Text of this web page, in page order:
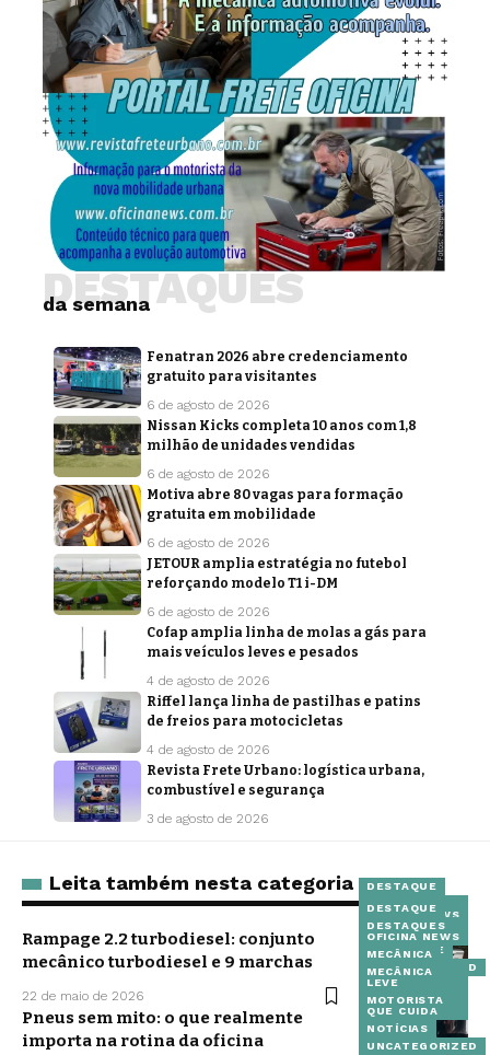
da semana
DESTAQUES
Fenatran 2026 abre credenciamento
gratuito para visitantes
6 de agosto de 2026
Nissan Kicks completa 10 anos com 1,8
milhão de unidades vendidas
6 de agosto de 2026
Motiva abre 80 vagas para formação
gratuita em mobilidade
6 de agosto de 2026
JETOUR amplia estratégia no futebol
reforçando modelo T1 i-DM
6 de agosto de 2026
Cofap amplia linha de molas a gás para
mais veículos leves e pesados
4 de agosto de 2026
Riffel lança linha de pastilhas e patins
de freios para motocicletas
4 de agosto de 2026
Revista Frete Urbano: logística urbana,
combustível e segurança
3 de agosto de 2026
Leita também nesta categoria
DESTAQUE
DESTAQUES
OFICINA NEWS
NOTÍCIAS
TECH DRIVE
UNCATEGORIZED
VEÍCULOS
Rampage 2.2 turbodiesel: conjunto
mecânico turbodiesel e 9 marchas
22 de maio de 2026
DESTAQUE
DESTAQUES
OFICINA NEWS
MECÂNICA
MECÂNICA
LEVE
MOTORISTA
QUE CUIDA
NOTÍCIAS
UNCATEGORIZED
Pneus sem mito: o que realmente
importa na rotina da oficina